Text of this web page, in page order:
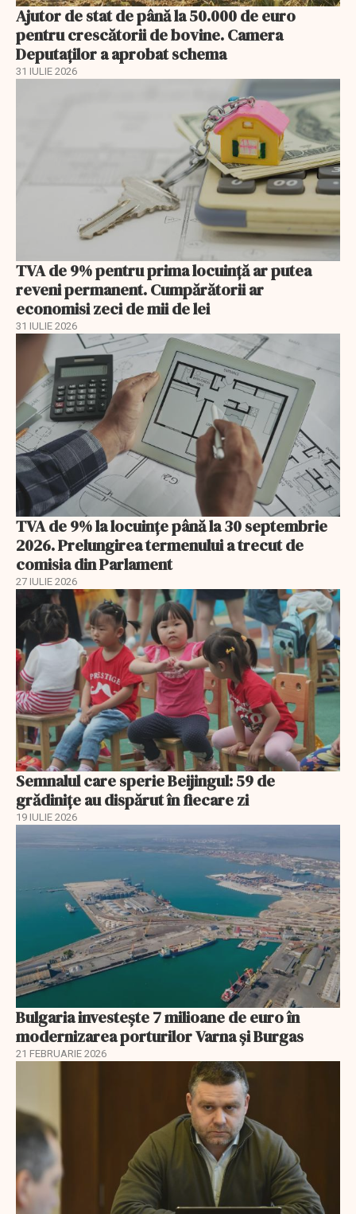
Ajutor de stat de până la 50.000 de euro
pentru crescătorii de bovine. Camera
Deputaților a aprobat schema
31 IULIE 2026
TVA de 9% pentru prima locuință ar putea
reveni permanent. Cumpărătorii ar
economisi zeci de mii de lei
31 IULIE 2026
TVA de 9% la locuințe până la 30 septembrie
2026. Prelungirea termenului a trecut de
comisia din Parlament
27 IULIE 2026
Semnalul care sperie Beijingul: 59 de
grădinițe au dispărut în fiecare zi
19 IULIE 2026
Bulgaria investește 7 milioane de euro în
modernizarea porturilor Varna și Burgas
21 FEBRUARIE 2026